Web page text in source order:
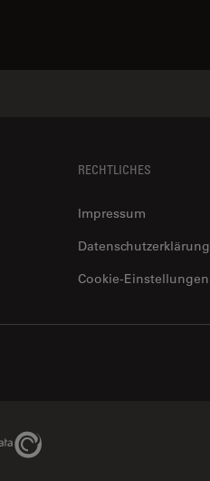
RECHTLICHES
Impressum
Datenschutzerklärung
Cookie-Einstellungen
Genedata Link